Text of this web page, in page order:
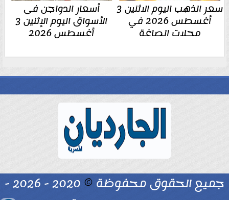
سعر الذهب اليوم الاثنين 3
أغسطس 2026 في
محلات الصاغة
أسعار الدواجن فى
الأسواق اليوم الإثنين 3
أغسطس 2026
جميع الحقوق محفوظة ©
2020 - 2026 -